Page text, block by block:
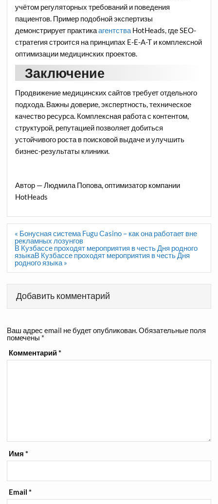
учётом регуляторных требований и поведения
пациентов. Пример подобной экспертизы
демонстрирует практикаагентства HotHeads, где SEO-
стратегия строится на принципах E-E-A-T и комплексной
оптимизации медицинских проектов.
Заключение
Продвижение медицинских сайтов требует отдельного
подхода. Важны доверие, экспертность, техническое
качество ресурса. Комплексная работа с контентом,
структурой, репутацией позволяет добиться
устойчивого роста в поисковой выдаче и улучшить
бизнес-результаты клиники.
Автор — Людмила Попова, оптимизатор компании
HotHeads
Навигация
по
записям
« Бонусная система Fugu Сasino – как она работает вне
рекламных лозунгов
В Кузбассе проходят мероприятия в честь Дня родного
языкаВ Кузбассе проходят мероприятия в честь Дня
родного языка »
Добавить комментарий
Ваш адрес email не будет опубликован.Обязательные поля
помечены *
Комментарий*
Имя*
Email*